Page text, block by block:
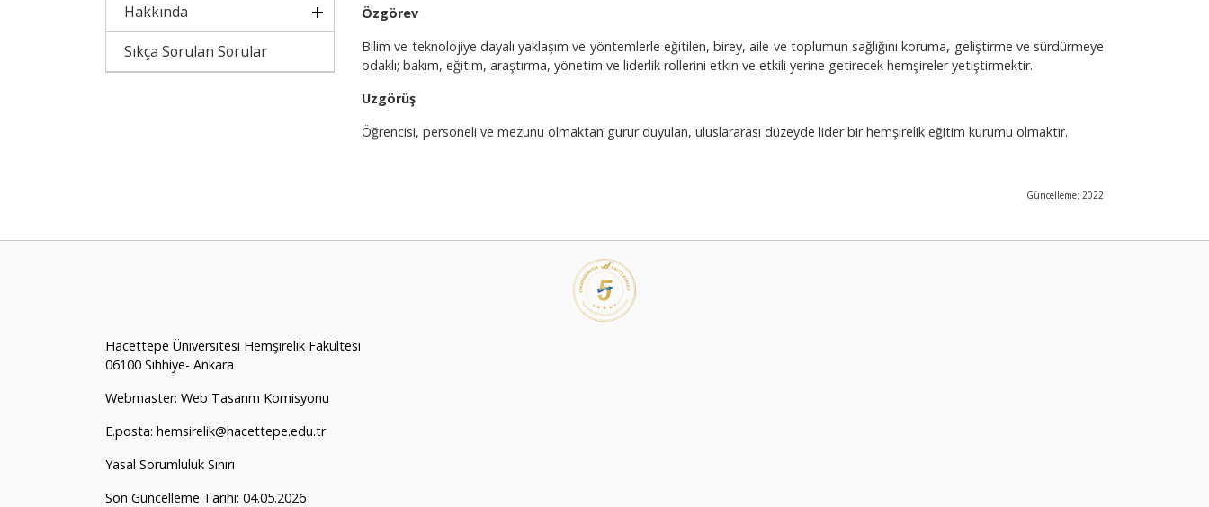
Hakkında
Sıkça Sorulan Sorular
Özgörev
Bilim ve teknolojiye dayalı yaklaşım ve yöntemlerle eğitilen, birey, aile ve toplumun sağlığını koruma, geliştirme ve sürdürmeye
odaklı; bakım, eğitim, araştırma, yönetim ve liderlik rollerini etkin ve etkili yerine getirecek hemşireler yetiştirmektir.​​
Uzgörüş
Öğrencisi, personeli ve mezunu olmaktan gurur duyulan, uluslararası düzeyde lider bir hemşirelik eğitim kurumu olmaktır.
Güncelleme: 2022
Hacettepe Üniversitesi Hemşirelik Fakültesi
06100 Sıhhiye- Ankara
Webmaster: Web Tasarım Komisyonu
E.posta: hemsirelik@hacettepe.edu.tr
Yasal Sorumluluk Sınırı
Son Güncelleme Tarihi: 04.05.2026